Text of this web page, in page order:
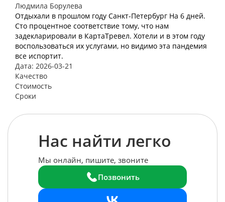
Людмила Борулева
Отдыхали в прошлом году Санкт-Петербург На 6 дней.
Сто процентное соответствие тому, что нам
задекларировали в КартаТревел. Хотели и в этом году
воспользоваться их услугами, но видимо эта пандемия
все испортит.
Дата: 2026-03-21
Качество
Стоимость
Сроки
Нас найти легко
Мы онлайн, пишите, звоните
Позвонить